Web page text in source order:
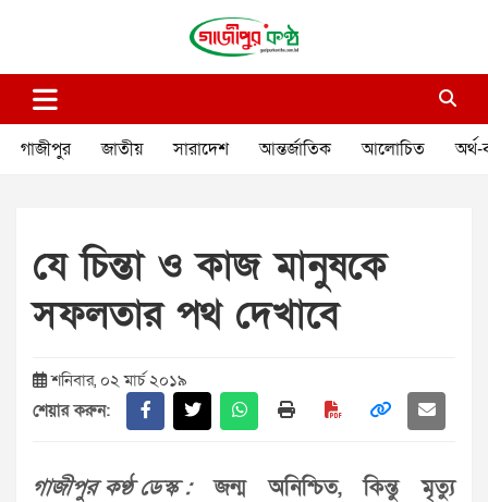
গাজীপুর কণ্ঠ
গাজীপুর জাতীয় সারাদেশ আন্তর্জাতিক আলোচিত অর্থ-
যে চিন্তা ও কাজ মানুষকে
সফলতার পথ দেখাবে
শনিবার, ০২ মার্চ ২০১৯
শেয়ার করুন:
গাজীপুর কণ্ঠ ডেস্ক :জন্ম অনিশ্চিত, কিন্তু মৃত্যু